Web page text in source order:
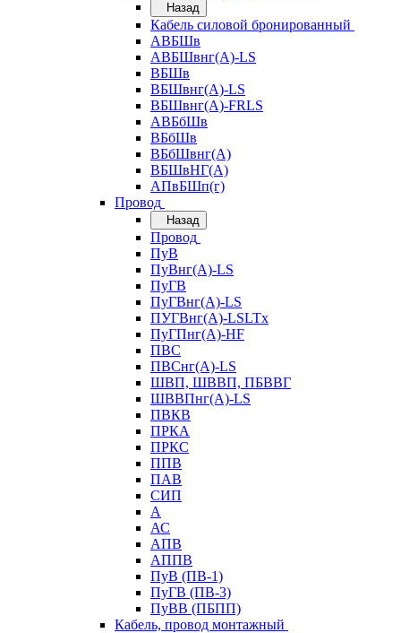
Назад
Кабель силовой бронированный
АВБШв
АВБШвнг(А)-LS
ВБШв
ВБШвнг(А)-LS
ВБШвнг(А)-FRLS
АВБбШв
ВБбШв
ВБбШвнг(А)
ВБШвНГ(А)
АПвБШп(г)
Провод
Назад
Провод
ПуВ
ПуВнг(А)-LS
ПуГВ
ПуГВнг(А)-LS
ПУГВнг(А)-LSLTx
ПуГПнг(А)-HF
ПВС
ПВСнг(А)-LS
ШВП, ШВВП, ПБВВГ
ШВВПнг(А)-LS
ПВКВ
ПРКА
ПРКС
ППВ
ПАВ
СИП
А
АС
АПВ
АППВ
ПуВ (ПВ-1)
ПуГВ (ПВ-3)
ПуВВ (ПБПП)
Кабель, провод монтажный